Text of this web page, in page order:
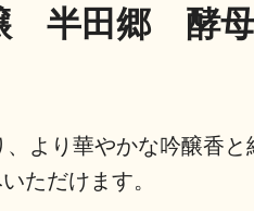
半田郷 酵
より華やかな吟醸香
ただけます。